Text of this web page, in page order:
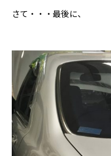
さて・・・最後に、